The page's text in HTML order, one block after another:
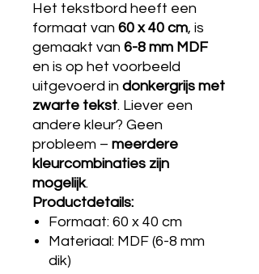
Het tekstbord heeft een
formaat van 60 x 40 cm, is
gemaakt van 6-8 mm MDF
en is op het voorbeeld
uitgevoerd in donkergrijs met
zwarte tekst. Liever een
andere kleur? Geen
probleem – meerdere
kleurcombinaties zijn
mogelijk.
Productdetails:
Formaat: 60 x 40 cm
Materiaal: MDF (6-8 mm
dik)